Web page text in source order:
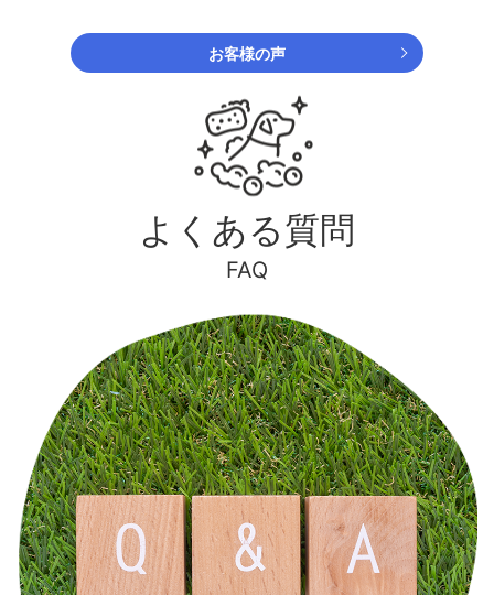
お客様の声
よくある質問
FAQ